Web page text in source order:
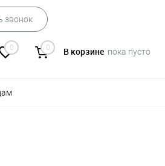
звонок
0 0 В корзине пока пусто